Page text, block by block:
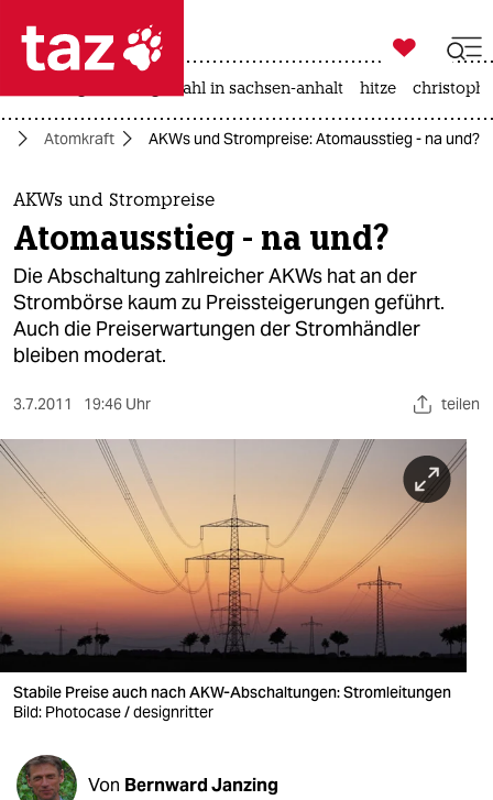
 taz zahl ich
taz zahl ich
themen
politik
öko
gesellschaft
kultur
sport
berlin
wahrheit
verlag
verlag
shop

taz zahl ich
landtagswahl in sachsen-anhalt hitze
Atomkraft AKWs und Strompreise: Atomausstieg - na und?
AKWs und Strompreise
Atomausstieg - na und?
Die Abschaltung zahlreicher AKWs hat an der
Strombörse kaum zu Preissteigerungen geführt.
Auch die Preiserwartungen der Stromhändler
bleiben moderat.
3.7.2011 19:46 Uhr teilen
Stabile Preise auch nach AKW-Abschaltungen: Stromleitungen
Bild: Photocase / designritter
Von Bernward Janzing